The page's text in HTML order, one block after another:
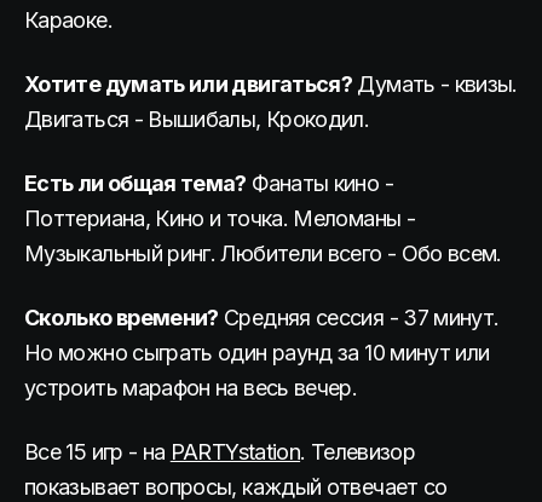
Караоке.
Хотите думать или двигаться? Думать - квизы.
Двигаться - Вышибалы, Крокодил.
Есть ли общая тема? Фанаты кино -
Поттериана, Кино и точка. Меломаны -
Музыкальный ринг. Любители всего - Обо всем.
Сколько времени? Средняя сессия - 37 минут.
Но можно сыграть один раунд за 10 минут или
устроить марафон на весь вечер.
Все 15 игр - на PARTYstation. Телевизор
показывает вопросы, каждый отвечает со